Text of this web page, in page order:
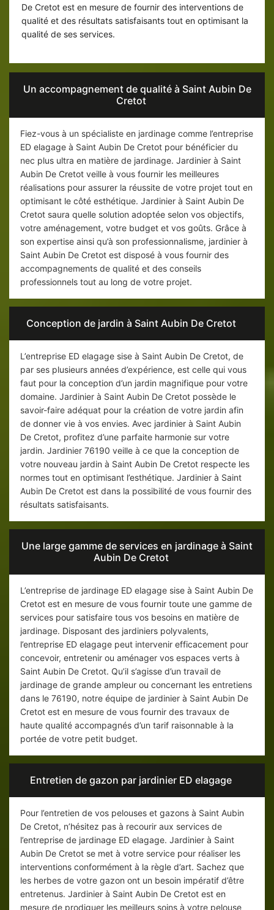
De Cretot est en mesure de fournir des interventions de
qualité et des résultats satisfaisants tout en optimisant la
qualité de ses services.
Un accompagnement de qualité à Saint Aubin De
Cretot
Fiez-vous à un spécialiste en jardinage comme l’entreprise
ED elagage à Saint Aubin De Cretot pour bénéficier du
nec plus ultra en matière de jardinage. Jardinier à Saint
Aubin De Cretot veille à vous fournir les meilleures
réalisations pour assurer la réussite de votre projet tout en
optimisant le côté esthétique. Jardinier à Saint Aubin De
Cretot saura quelle solution adoptée selon vos objectifs,
votre aménagement, votre budget et vos goûts. Grâce à
son expertise ainsi qu’à son professionnalisme, jardinier à
Saint Aubin De Cretot est disposé à vous fournir des
accompagnements de qualité et des conseils
professionnels tout au long de votre projet.
Conception de jardin à Saint Aubin De Cretot
L’entreprise ED elagage sise à Saint Aubin De Cretot, de
par ses plusieurs années d’expérience, est celle qui vous
faut pour la conception d’un jardin magnifique pour votre
domaine. Jardinier à Saint Aubin De Cretot possède le
savoir-faire adéquat pour la création de votre jardin afin
de donner vie à vos envies. Avec jardinier à Saint Aubin
De Cretot, profitez d’une parfaite harmonie sur votre
jardin. Jardinier 76190 veille à ce que la conception de
votre nouveau jardin à Saint Aubin De Cretot respecte les
normes tout en optimisant l’esthétique. Jardinier à Saint
Aubin De Cretot est dans la possibilité de vous fournir des
résultats satisfaisants.
Une large gamme de services en jardinage à Saint
Aubin De Cretot
L’entreprise de jardinage ED elagage sise à Saint Aubin De
Cretot est en mesure de vous fournir toute une gamme de
services pour satisfaire tous vos besoins en matière de
jardinage. Disposant des jardiniers polyvalents,
l’entreprise ED elagage peut intervenir efficacement pour
concevoir, entretenir ou aménager vos espaces verts à
Saint Aubin De Cretot. Qu’il s’agisse d’un travail de
jardinage de grande ampleur ou concernant les entretiens
dans le 76190, notre équipe de jardinier à Saint Aubin De
Cretot est en mesure de vous fournir des travaux de
haute qualité accompagnés d’un tarif raisonnable à la
portée de votre petit budget.
Entretien de gazon par jardinier ED elagage
Pour l’entretien de vos pelouses et gazons à Saint Aubin
De Cretot, n’hésitez pas à recourir aux services de
l’entreprise de jardinage ED elagage. Jardinier à Saint
Aubin De Cretot se met à votre service pour réaliser les
interventions conformément à la règle d’art. Sachez que
les herbes de votre gazon ont un besoin impératif d’être
entretenus. Jardinier à Saint Aubin De Cretot est en
mesure de prodiguer les meilleurs soins à votre pelouse